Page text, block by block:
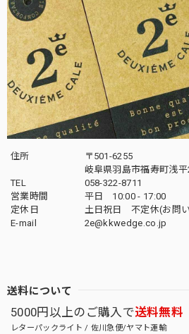
住所
〒501-6255
岐阜県羽島市福寿町浅平
TEL
058-322-8711
営業時間
平日 10:00 - 17:00
定休日
土日祝日 不定休(お問い
E-mail
2e@kkwedge.co.jp
送料について
5000円以上のご購入で送料無料
レターパックライト / 佐川急便/ヤマト運輸